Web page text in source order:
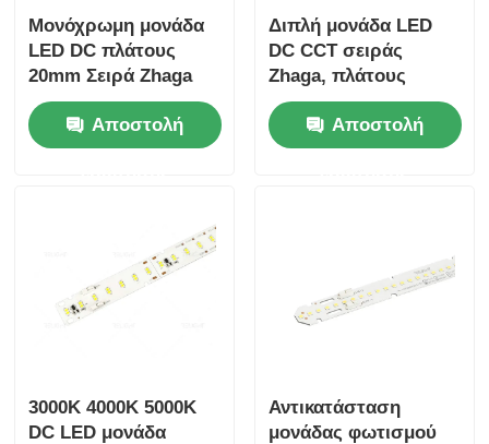
Μονόχρωμη μονάδα
LED DC πλάτους
20mm Σειρά Zhaga
120 μοιρών Γωνία
ΔέσμηςΑποστολή
Διπλή μονάδα LED
DC CCT σειράς
Zhaga, πλάτους
20mm, υψηλής
απόδοσης 120lm/W
Αποστολή
3000K 4000K 5000K
DC LED μονάδα
Αντικατάσταση
μονάδας φωτισμού